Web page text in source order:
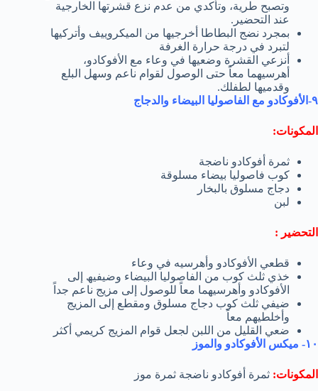
وتصبح طریة، وتأكدي من عدم نزع قشرتھا الخارجیة
عند التحضیر.
بمجرد نضج البطاطا أخرجیھا من المیكروییف وأتركیھا
لتبرد في درجة حرارة الغرفة
أنزعي القشرة وضعیھا في وعاء مع الأفوكادو،
أھرسیھما معاً حتى الوصول لقوام ناعم وسھل البلع
وقدمیھا لطفلك.
٩-الأفوكادو مع الفاصولیا البیضاء
والدجاج
المكونات:
ثمرة أفوكادو ناضجة
كوب فاصولیا بیضاء مسلوقة
دجاج مسلوق بالبخار
لبن
التحضير :
قطعي الأفوكادو وأھرسیه في وعاء
خذي ثلث كوب من الفاصولیا البیضاء وضیفیھ إلى
الأفوكادو وأھرسیھما معاً للوصول إلى مزیج ناعم جداً
ضیفي ثلث كوب دجاج مسلوق ومقطع إلى المزیج
وأخلطیھم معاً
ضعي القلیل من اللبن لجعل قوام المزیج كریمي أكثر
١٠- میكس الأفوكادو والموز
المكونات: ثمرة أفوكادو ناضجة ثمرة موز